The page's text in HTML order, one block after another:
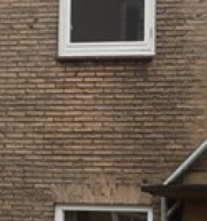
Berekent AppartementenUtrecht
makelaarsvergoeding/
Is AppartementenUtrecht verantwoordelijk
Appartement / Appartementen in Utrecht?
Alle veelgestelde vragen